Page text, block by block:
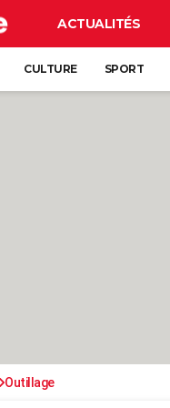
ACTUALITÉS
CULTURE SPORT
Outillage